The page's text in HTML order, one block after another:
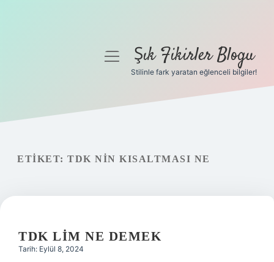
Gizlilik Politikası
menüyüŞık Fikirler Blogu
Stilinle fark yaratan eğlenceli bilgiler!
ETIKET: TDK NIN KISALTMASI NE
TDK LIM NE DEMEK
Tarih: Eylül 8, 2024